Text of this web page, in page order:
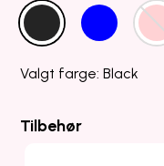
Valgt farge: Black
Tilbehør